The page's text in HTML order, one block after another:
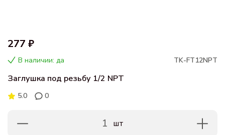
277 ₽
В наличии: да TK-FT12NPT
Заглушка под резьбу 1/2 NPT
5.0 0
1 шт